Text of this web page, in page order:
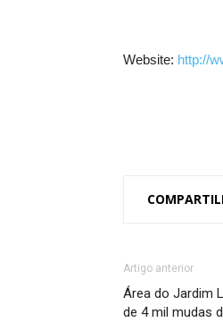
Website: http://
Artigo anterior
Área do Jardim
de 4 mil mudas